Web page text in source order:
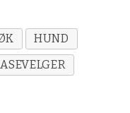
HUND